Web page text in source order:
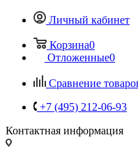
Личный кабинет
Корзина0
Отложенные0
Сравнение
+7 (495) 212-06-93
Контактная информация